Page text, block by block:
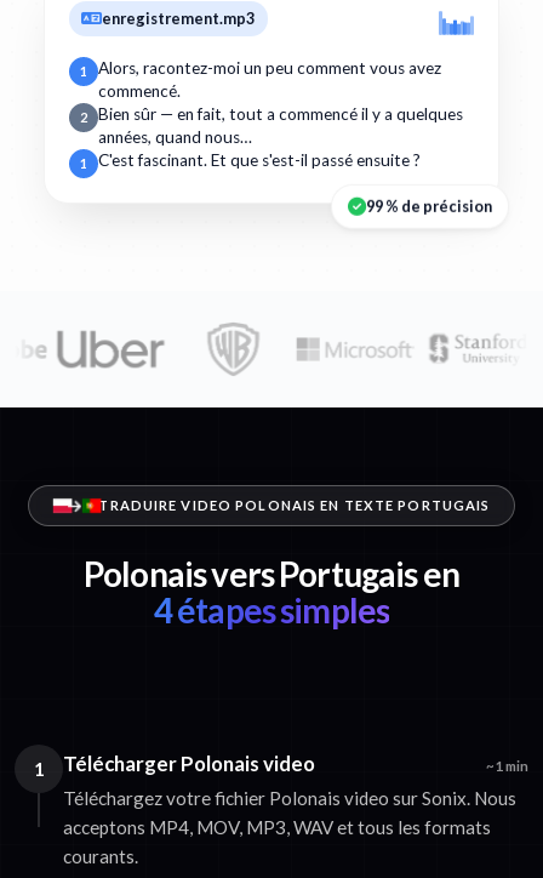
enregistrement.mp3
1
Alors, racontez-moi un peu comment vous avez
commencé.
2
Bien sûr — en fait, tout a commencé il y a quelques
années, quand nous…
1 C'est fascinant. Et que s'est-il passé ensuite ?
99 % de précision
TRADUIRE VIDEO POLONAIS EN TEXTE PORTUGAIS
Polonais vers Portugais en
4 étapes simples
1 Télécharger Polonais video ~1 min
Téléchargez votre fichier Polonais video sur Sonix. Nous
acceptons MP4, MOV, MP3, WAV et tous les formats
courants.